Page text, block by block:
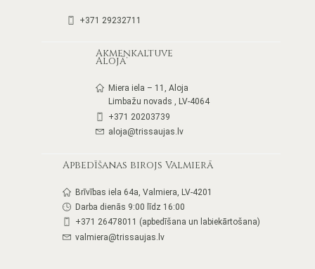
+371 29232711
Akmeņkaltuve
Alojā
Miera iela – 11, Aloja
Limbažu novads , LV-4064
+371 20203739
aloja@trissaujas.lv
Apbedīšanas birojs Valmierā
Brīvības iela 64a, Valmiera, LV-4201
Darba dienās 9:00 līdz 16:00
+371 26478011 (apbedīšana un labiekārtošana)
valmiera@trissaujas.lv